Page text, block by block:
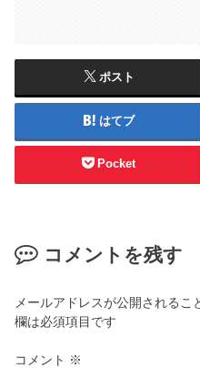
ポスト
はてブ
Pocket
コメントを残す
メールアドレスが公開されるこ
欄は必須項目です
コメント ※